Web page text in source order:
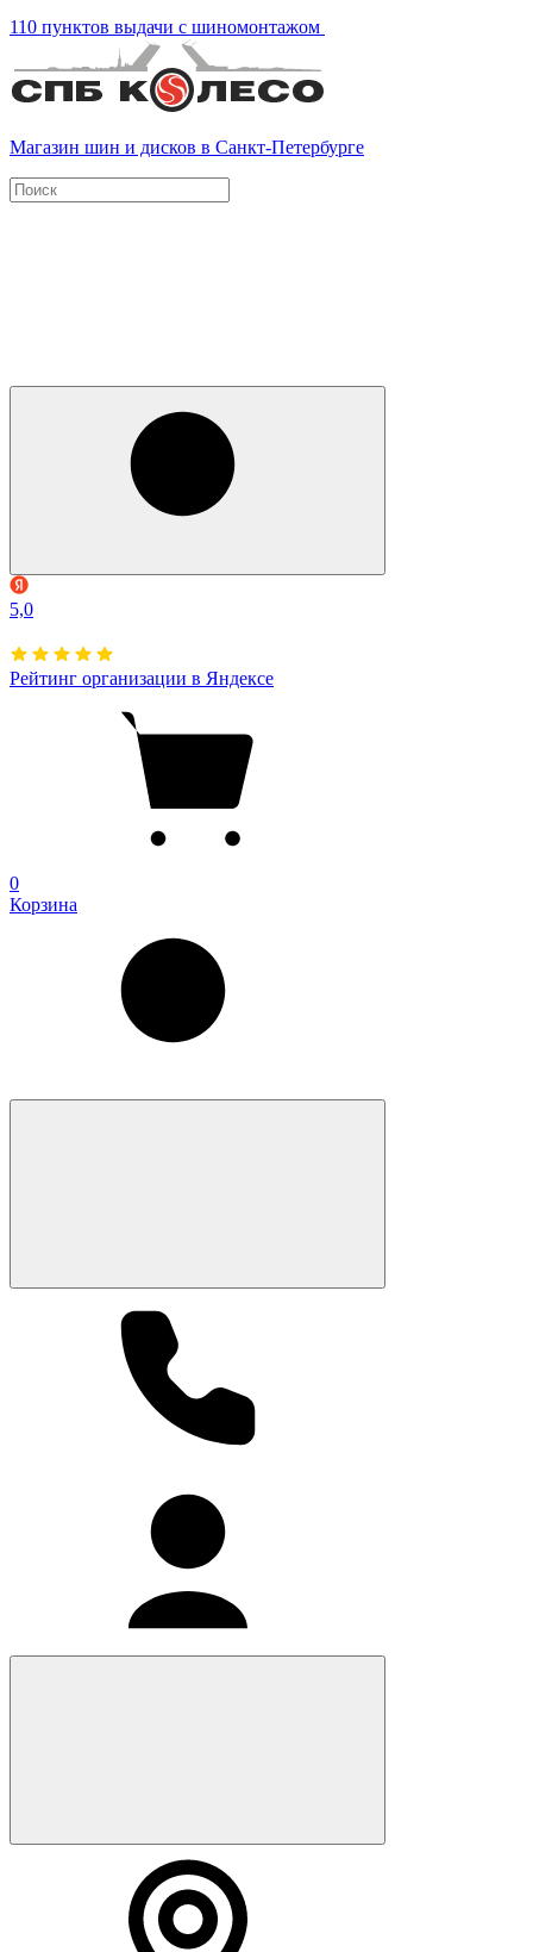
110 пунктов выдачи с шиномонтажом
Магазин шин и дисков в Санкт-Петербурге
5,0
Рейтинг организации в Яндексе
0
Корзина